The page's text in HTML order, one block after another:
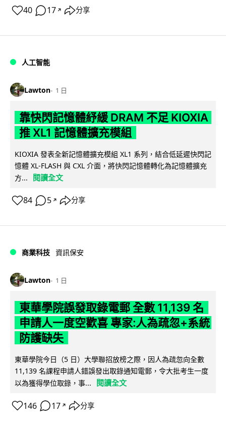
40 17 ↗ 分享
人工智能
Lawton 1 日
靠快閃記憶體紓緩 DRAM 不足 KIOXIA
推 XL1 記憶體擴充模組
KIOXIA 發表全新記憶體擴充模組 XL1 系列，結合低延遲快閃記
憶體 XL-FLASH 與 CXL 介面，將快閃記憶體轉化為記憶體擴充
方...
閱讀全文
84 5 ↗ 分享
商業科技 資訊保安
Lawton 1 日
東華學院誤發取錄電郵 全數 11,139 名
申請人一度空歡喜 專家:人為疏忽+系統
防護缺失
東華學院今日（5 日）大學聯招放榜之際，因人為疏忽向全數
11,139 名課程申請人錯誤發出取錄通知電郵，令大批考生一度
以為獲得學位取錄，事...
閱讀全文
146 17 ↗ 分享